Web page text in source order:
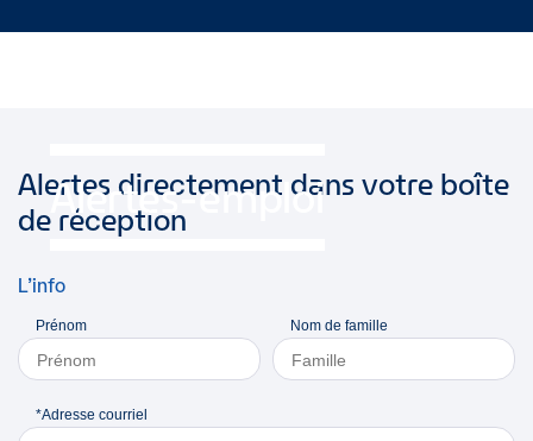
Alertes-emploi
Alertes directement dans votre boîte
de réception
L’info
Prénom Nom de famille
*Adresse courriel